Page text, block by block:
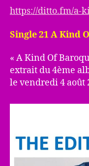
https://ditto.fm/a-
Single 21 A Kind
« A Kind Of
extrait du 4ème
le vendredi 4 août